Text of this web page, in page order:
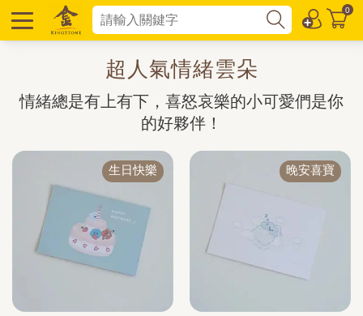
0
超人氣情緒雲朵
情緒總是有上有下，喜怒哀樂的小可愛們是你
的好夥伴！
生日快樂 晚安喜寶